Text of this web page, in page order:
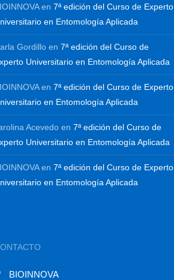
en7ª edición del Curso de Experto
en Entomología Aplicada
Gordillo en7ª edición del Curso de
Universitario en Entomología Aplicada
en7ª edición del Curso de Experto
en Entomología Aplicada
Acevedo en7ª edición del Curso de
Universitario en Entomología Aplicada
en7ª edición del Curso de Experto
en Entomología Aplicada
BIOINNOVA